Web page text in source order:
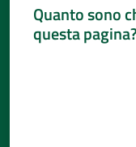
Quanto sono
questa